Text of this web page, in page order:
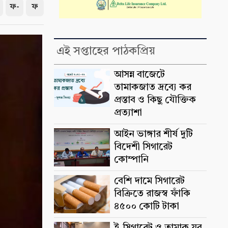
ফ- ফ
এই সপ্তাহের পাঠকপ্রিয়
আসন্ন বাজেটে
তামাকজাত দ্রব্যে কর
প্রস্তাব ও কিছু যৌক্তিক
প্রত্যাশা
আইন ভাঙ্গার শীর্ষ দুটি
বিদেশী সিগারেট
কোম্পানি
বেশি দামে সিগারেট
বিক্রিতে রাজস্ব ফাঁকি
৪৫০০ কোটি টাকা